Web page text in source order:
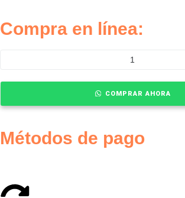
Compra en línea:
COMPRAR AHORA
Métodos de pago